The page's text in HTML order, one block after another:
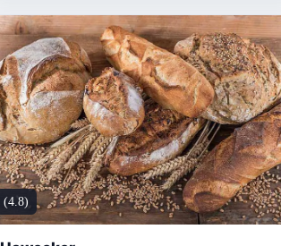
(4.8)